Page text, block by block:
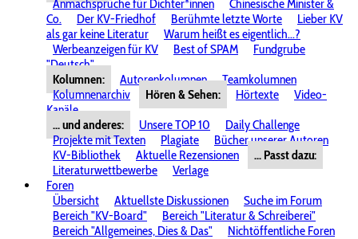
Anmachsprüche für Dichter*innen
Chinesische Minister &
Co.
Der KV-Friedhof Berühmte letzte Worte
Lieber KV
als gar keine Literatur
Warum heißt es eigentlich...?
Werbeanzeigen für KV
Best of SPAM
Fundgrube
"Deutsch"
Kolumnen:
Autorenkolumnen
Teamkolumnen
Kolumnenarchiv
Hören & Sehen: Hörtexte
Video-
Kanäle
... und anderes:
Unsere TOP 10
Daily Challenge
Projekte mit Texten
Plagiate
Bücher unserer Autoren
KV-Bibliothek
Aktuelle Rezensionen
... Passt dazu:
Literaturwettbewerbe
Verlage
Foren
Übersicht
Aktuellste Diskussionen
Suche im Forum
Bereich "KV-Board"
Bereich "Literatur & Schreiberei"
Bereich "Allgemeines, Dies & Das"
Nichtöffentliche Foren